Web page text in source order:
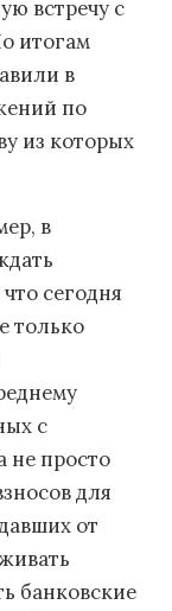
встречу с
итогам
в
по
из которых
в
сегодня
только
с
не просто
для
от
банковские